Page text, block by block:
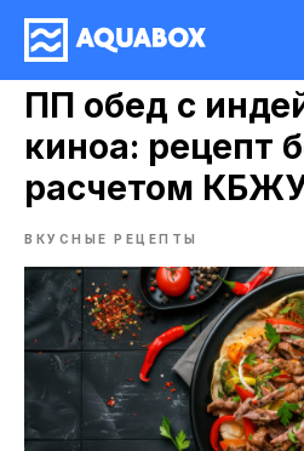
ПП обед с
киноа: рецепт
расчетом
ВКУСНЫЕ РЕЦЕПТЫ